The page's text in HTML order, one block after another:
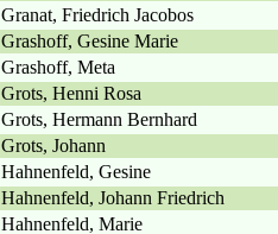
Granat, Friedrich Jacobos
Grashoff, Gesine Marie
Grashoff, Meta
Grots, Henni Rosa
Grots, Hermann Bernhard
Grots, Johann
Hahnenfeld, Gesine
Hahnenfeld, Johann Friedrich
Hahnenfeld, Marie